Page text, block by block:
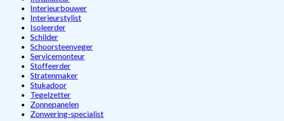
Interieurbouwer
Interieurstylist
Isoleerder
Schilder
Schoorsteenveger
Servicemonteur
Stoffeerder
Stratenmaker
Stukadoor
Tegelzetter
Zonnepanelen
Zonwering-specialist